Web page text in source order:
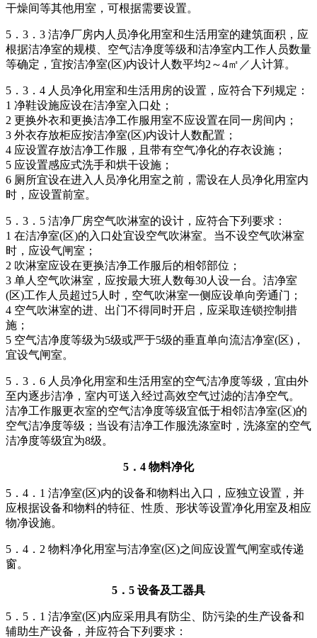
干燥间等其他用室，可根据需要设置。
5．3．3 洁净厂房内人员净化用室和生活用室的建筑面积，应
根据洁净室的规模、空气洁净度等级和洁净室内工作人员数量
等确定，宜按洁净室(区)内设计人数平均2～4㎡／人计算。
5．3．4 人员净化用室和生活用房的设置，应符合下列规定：
1 净鞋设施应设在洁净室入口处；
2 更换外衣和更换洁净工作服用室不应设置在同一房间内；
3 外衣存放柜应按洁净室(区)内设计人数配置；
4 应设置存放洁净工作服，且带有空气净化的存衣设施；
5 应设置感应式洗手和烘干设施；
6 厕所宜设在进入人员净化用室之前，需设在人员净化用室内
时，应设置前室。
5．3．5 洁净厂房空气吹淋室的设计，应符合下列要求：
1 在洁净室(区)的入口处宜设空气吹淋室。当不设空气吹淋室
时，应设气闸室；
2 吹淋室应设在更换洁净工作服后的相邻部位；
3 单人空气吹淋室，应按最大班人数每30人设一台。洁净室
(区)工作人员超过5人时，空气吹淋室一侧应设单向旁通门；
4 空气吹淋室的进、出门不得同时开启，应采取连锁控制措
施；
5 空气洁净度等级为5级或严于5级的垂直单向流洁净室(区)，
宜设气闸室。
5．3．6 人员净化用室和生活用室的空气洁净度等级，宜由外
至内逐步洁净，室内可送入经过高效空气过滤的洁净空气。
洁净工作服更衣室的空气洁净度等级宜低于相邻洁净室(区)的
空气洁净度等级；当设有洁净工作服洗涤室时，洗涤室的空气
洁净度等级宜为8级。
5．4 物料净化
5．4．1 洁净室(区)内的设备和物料出入口，应独立设置，并
应根据设备和物料的特征、性质、形状等设置净化用室及相应
物净设施。
5．4．2 物料净化用室与洁净室(区)之间应设置气闸室或传递
窗。
5．5 设备及工器具
5．5．1 洁净室(区)内应采用具有防尘、防污染的生产设备和
辅助生产设备，并应符合下列要求：